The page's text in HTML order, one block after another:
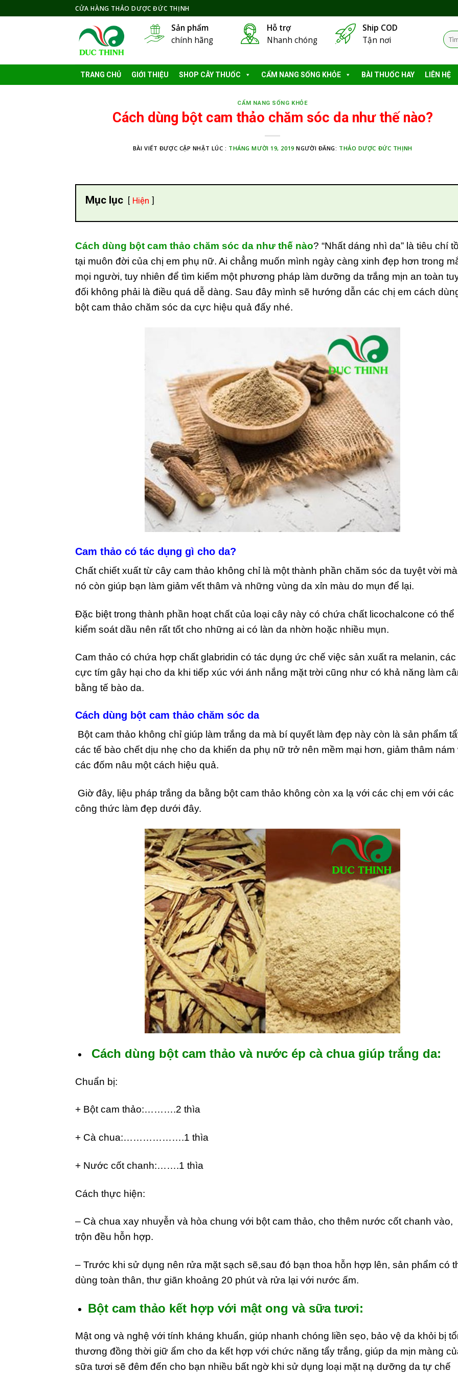
to
CỬA HÀNG THẢO DƯỢC ĐỨC THỊNH
Sản phẩm
chính hãng
Hỗ trợ
Nhanh chóng
Ship COD
Tận nơi
Tìm
kiếm:
TRANG CHỦ GIỚI THIỆU SHOP CÂY THUỐC CẨM NANG SỐNG KHỎE BÀI THUỐC HAY LIÊN HỆ
CẨM NANG SỐNG KHỎE
Cách dùng bột cam thảo chăm sóc da như thế nào?
BÀI VIẾT ĐƯỢC CẬP NHẬT LÚC : THÁNG MƯỜI 19, 2019 NGƯỜI ĐĂNG: THẢO DƯỢC ĐỨC THỊNH
Mục lục Hiện
Cách dùng bột cam thảo chăm sóc da như thế nào? “Nhất dáng nhì da” là tiêu chí
tại muôn đời của chị em phụ nữ. Ai chẳng muốn mình ngày càng xinh đẹp hơn trong
mọi người, tuy nhiên để tìm kiếm một phương pháp làm dưỡng da trắng mịn an toàn
đối không phải là điều quá dễ dàng. Sau đây mình sẽ hướng dẫn các chị em cách
bột cam thảo chăm sóc da cực hiệu quả đấy nhé.
Cam thảo có tác dụng gì cho da?
Chất chiết xuất từ cây cam thảo không chỉ là một thành phần chăm sóc da tuyệt vời mà
nó còn giúp bạn làm giảm vết thâm và những vùng da xỉn màu do mụn để lại.
Đặc biệt trong thành phần hoạt chất của loại cây này có chứa chất licochalcone có thể
kiểm soát dầu nên rất tốt cho những ai có làn da nhờn hoặc nhiều mụn.
Cam thảo có chứa hợp chất glabridin có tác dụng ức chế việc sản xuất ra melanin, các
cực tím gây hại cho da khi tiếp xúc với ánh nắng mặt trời cũng như có khả năng làm
bằng tế bào da.
Cách dùng bột cam thảo chăm sóc da
Bột cam thảo không chỉ giúp làm trắng da mà bí quyết làm đẹp này còn là sản phẩm
các tế bào chết dịu nhẹ cho da khiến da phụ nữ trở nên mềm mại hơn, giảm thâm nám
các đốm nâu một cách hiệu quả.
Giờ đây, liệu pháp trắng da bằng bột cam thảo không còn xa lạ với các chị em với các
công thức làm đẹp dưới đây.
Cách dùng bột cam thảo và nước ép cà chua giúp trắng da:
Chuẩn bị:
+ Bột cam thảo:……….2 thìa
+ Cà chua:……………….1 thìa
+ Nước cốt chanh:…….1 thìa
Cách thực hiện:
– Cà chua xay nhuyễn và hòa chung với bột cam thảo, cho thêm nước cốt chanh vào,
trộn đều hỗn hợp.
– Trước khi sử dụng nên rửa mặt sạch sẽ,sau đó bạn thoa hỗn hợp lên, sản phẩm có
dùng toàn thân, thư giãn khoảng 20 phút và rửa lại với nước ấm.
Bột cam thảo kết hợp với mật ong và sữa tươi:
Mật ong và nghệ với tính kháng khuẩn, giúp nhanh chóng liền sẹo, bảo vệ da khỏi bị
thương đồng thời giữ ẩm cho da kết hợp với chức năng tẩy trắng, giúp da mịn màng
sữa tươi sẽ đêm đến cho bạn nhiều bất ngờ khi sử dụng loại mặt nạ dưỡng da tự chế